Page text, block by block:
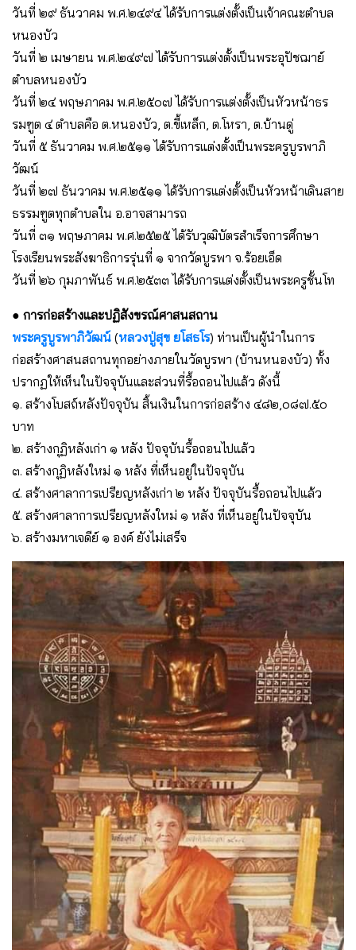
วันที่ ๒๙ ธันวาคม พ.ศ.๒๔๙๔ ได้รับการแต่งตั้งเป็นเจ้าคณะตำบล
หนองบัว
วันที่ ๒ เมษายน พ.ศ.๒๔๙๗ ได้รับการแต่งตั้งเป็นพระอุปัชฌาย์
ตำบลหนองบัว
วันที่ ๒๔ พฤษภาคม พ.ศ.๒๕๐๗ ได้รับการแต่งตั้งเป็นหัวหน้าธร
รมฑูต ๔ ตำบลคือ ต.หนองบัว, ต.ขี้เหล็ก, ต.โหรา, ต.บ้านดู่
วันที่ ๕ ธันวาคม พ.ศ.๒๕๑๑ ได้รับการแต่งตั้งเป็นพระครูบูรพาภิ
วัฒน์
วันที่ ๒๗ ธันวาคม พ.ศ.๒๕๑๑ ได้รับการแต่งตั้งเป็นหัวหน้าเดินสาย
ธรรมฑูตทุกตำบลใน อ.อาจสามารถ
วันที่ ๓๑ พฤษภาคม พ.ศ.๒๕๒๕ ได้รับวุฒิบัตรสำเร็จการศึกษา
โรงเรียนพระสังฆาธิการรุ่นที่ ๑ จากวัดบูรพา จ.ร้อยเอ็ด
วันที่ ๒๖ กุมภาพันธ์ พ.ศ.๒๕๓๓ ได้รับการแต่งตั้งเป็นพระครูชั้นโท
● การก่อสร้างและปฏิสังขรณ์ศาสนสถาน
พระครูบูรพาภิวัฒน์ (หลวงปู่สุข ยโสธโร) ท่านเป็นผู้นำในการ
ก่อสร้างศาสนสถานทุกอย่างภายในวัดบูรพา (บ้านหนองบัว) ทั้ง
ปรากฏให้เห็นในปัจจุบันและส่วนที่รื้อถอนไปแล้ว ดังนี้
๑. สร้างโบสถ์หลังปัจจุบัน สิ้นเงินในการก่อสร้าง ๔๘๒,๐๘๗.๕๐
บาท
๒. สร้างกุฏิหลังเก่า ๑ หลัง ปัจจุบันรื้อถอนไปแล้ว
๓. สร้างกุฏิหลังใหม่ ๑ หลัง ที่เห็นอยู่ในปัจจุบัน
๔. สร้างศาลาการเปรียญหลังเก่า ๒ หลัง ปัจจุบันรื้อถอนไปแล้ว
๕. สร้างศาลาการเปรียญหลังใหม่ ๑ หลัง ที่เห็นอยู่ในปัจจุบัน
๖. สร้างมหาเจดีย์ ๑ องค์ ยังไม่เสร็จ